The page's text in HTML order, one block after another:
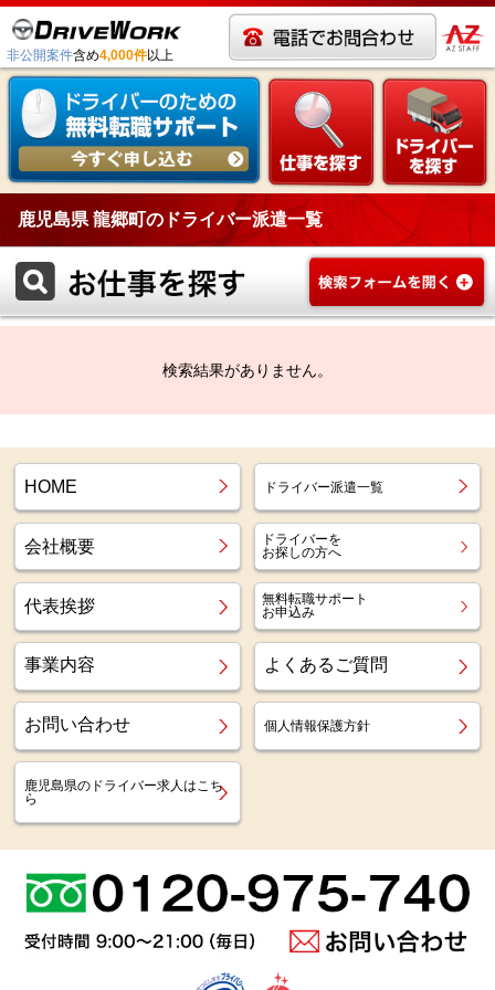
非公開案件含め4,000件以上
鹿児島県 龍郷町のドライバー派遣一覧
検索結果がありません。
HOME ドライバー派遣一覧
会社概要
ドライバーを
お探しの方へ
代表挨拶
無料転職サポート
お申込み
事業内容 よくあるご質問
お問い合わせ 個人情報保護方針
鹿児島県のドライバー求人はこち
ら